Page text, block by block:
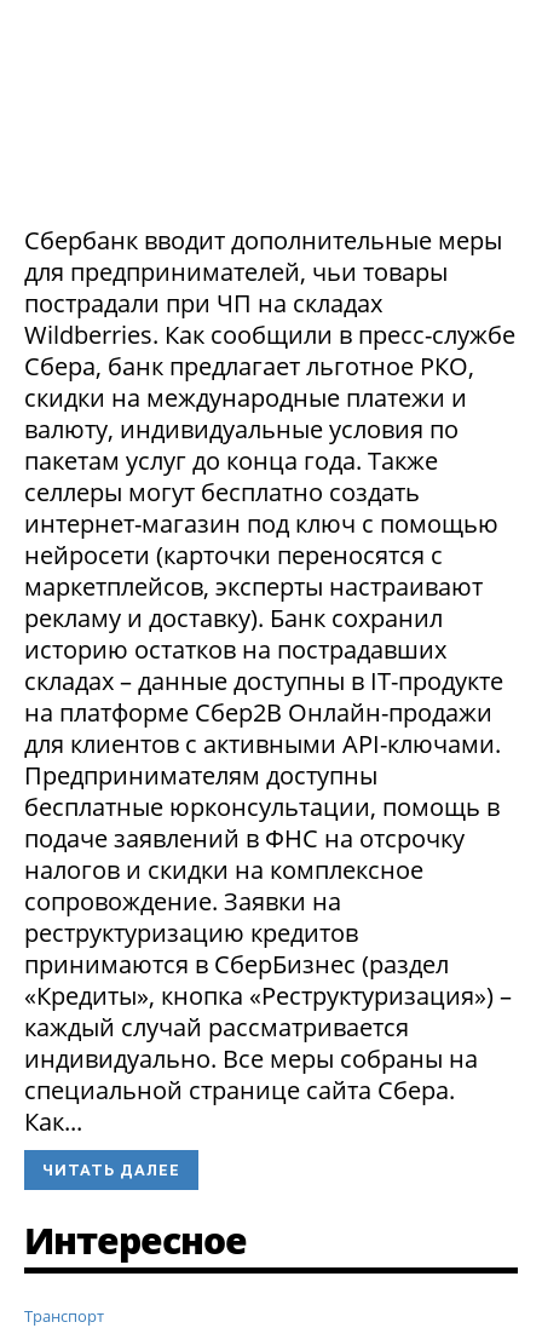
Сбербанк вводит дополнительные меры
для предпринимателей, чьи товары
пострадали при ЧП на складах
Wildberries. Как сообщили в пресс-службе
Сбера, банк предлагает льготное РКО,
скидки на международные платежи и
валюту, индивидуальные условия по
пакетам услуг до конца года. Также
селлеры могут бесплатно создать
интернет-магазин под ключ с помощью
нейросети (карточки переносятся с
маркетплейсов, эксперты настраивают
рекламу и доставку). Банк сохранил
историю остатков на пострадавших
складах – данные доступны в IT-продукте
на платформе Сбер2В Онлайн-продажи
для клиентов с активными API-ключами.
Предпринимателям доступны
бесплатные юрконсультации, помощь в
подаче заявлений в ФНС на отсрочку
налогов и скидки на комплексное
сопровождение. Заявки на
реструктуризацию кредитов
принимаются в СберБизнес (раздел
«Кредиты», кнопка «Реструктуризация») –
каждый случай рассматривается
индивидуально. Все меры собраны на
специальной странице сайта Сбера.
Как...
ЧИТАТЬ ДАЛЕЕ
Интересное
Транспорт